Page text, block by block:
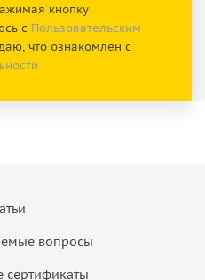
кнопку
с Пользовательским
что ознакомлен с
вопросы
сертификаты